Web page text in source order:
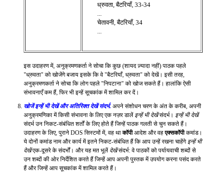
ध्रुवता, बैटरियाँ, 33-34
चेतावनी, बैटरियाँ, 34
इस उदाहरण में, अनुक्रमणकर्ता ने सोचा कि कुछ (शायद ज़्यादा नहीं) पाठक पहले
"ध्रुवता" को खोजेंगे बजाय इसके कि वे "बैटरियाँ, ध्रुवता" को देखें। इसी तरह,
अनुक्रमणकर्ता ने सोचा कि लोग पहले "निपटाना" को खोज सकते हैं। हालांकि ऐसी
संभावनाएँ कम हैं, फिर भी इन्हें सूचकांक में शामिल कर दें।
खोजेंइन्हें भी देखेंऔर अतिरिक्तदेखेंसंदर्भ. अपने संशोधन चरण के अंत के करीब, अपनी
अनुक्रमणिका में किसी संभावना के लिए एक नज़र डालें इन्हें भी देखेंसंदर्भ। इन्हें भी देखें
संदर्भ उन निकट-संबंधित शर्तों के लिए होते हैं जिन्हें पाठक गलती से चुन सकते हैं।
उदाहरण के लिए, पुराने DOS सिस्टमों में, वह थाकॉपीआदेश और वहएक्सकॉपीकमांड।
ये दोनों कमांड नाम और कार्य में इतने निकट-संबंधित हैं कि आप उन्हें रखना चाहेंगे इन्हें भी
देखेंएक-दूसरे के संदर्भों। और यह मत भूलें देखेंसंदर्भ: वे पाठकों को पर्यायवाची शब्दों से
उन शब्दों की ओर निर्देशित करते हैं जिन्हें आप अपनी पुस्तक में उपयोग करना पसंद करते
हैं और जिन्हें आप सूचकांक में शामिल करते हैं।